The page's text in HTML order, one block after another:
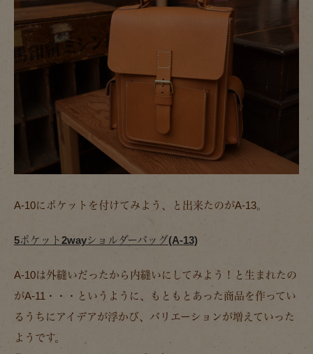
A-10にポケットを付けてみよう、と出来たのがA-13。
5ポケット2wayショルダーバッグ(A-13)
A-10は外縫いだったから内縫いにしてみよう！と生まれたの
がA-11・・・というように、もともとあった商品を作ってい
るうちにアイデアが浮かび、バリエーションが増えていった
ようです。